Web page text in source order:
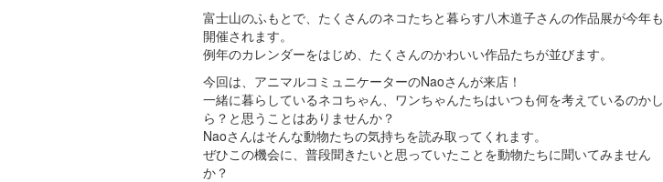
富士山のふもとで、たくさんのネコたちと暮らす八木道子さんの作品展が今年も
開催されます。
例年のカレンダーをはじめ、たくさんのかわいい作品たちが並びます。
今回は、アニマルコミュニケーターのNaoさんが来店！
一緒に暮らしているネコちゃん、ワンちゃんたちはいつも何を考えているのかし
ら？と思うことはありませんか？
Naoさんはそんな動物たちの気持ちを読み取ってくれます。
ぜひこの機会に、普段聞きたいと思っていたことを動物たちに聞いてみません
か？